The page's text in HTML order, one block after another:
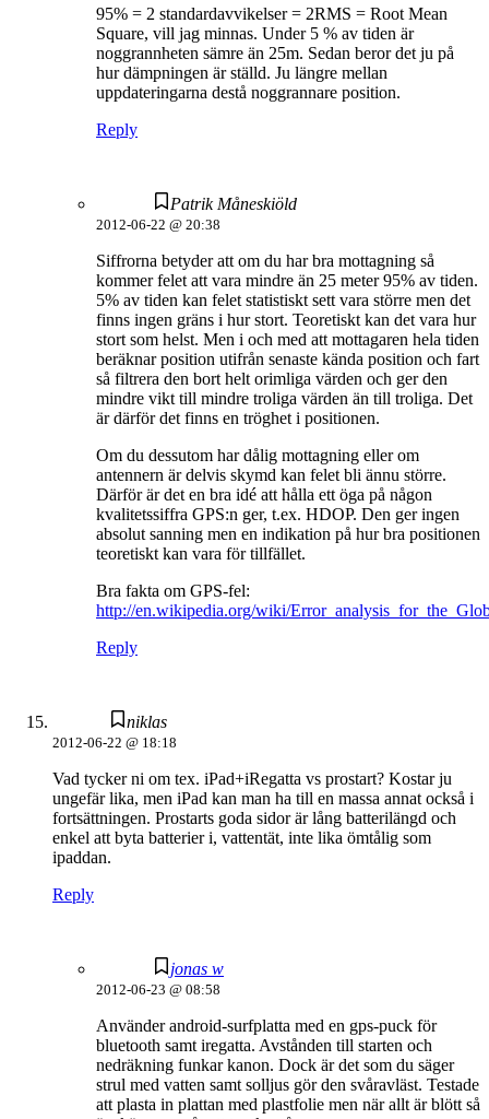
95% = 2 standardavvikelser = 2RMS = Root Mean
Square, vill jag minnas. Under 5 % av tiden är
noggrannheten sämre än 25m. Sedan beror det ju på
hur dämpningen är ställd. Ju längre mellan
uppdateringarna destå noggrannare position.
Reply
Patrik Måneskiöld
2012-06-22 @ 20:38
Siffrorna betyder att om du har bra mottagning så
kommer felet att vara mindre än 25 meter 95% av tiden.
5% av tiden kan felet statistiskt sett vara större men det
finns ingen gräns i hur stort. Teoretiskt kan det vara hur
stort som helst. Men i och med att mottagaren hela tiden
beräknar position utifrån senaste kända position och fart
så filtrera den bort helt orimliga värden och ger den
mindre vikt till mindre troliga värden än till troliga. Det
är därför det finns en tröghet i positionen.
Om du dessutom har dålig mottagning eller om
antennern är delvis skymd kan felet bli ännu större.
Därför är det en bra idé att hålla ett öga på någon
kvalitetssiffra GPS:n ger, t.ex. HDOP. Den ger ingen
absolut sanning men en indikation på hur bra positionen
teoretiskt kan vara för tillfället.
Bra fakta om GPS-fel:
http://en.wikipedia.org/wiki/
Reply
niklas
2012-06-22 @ 18:18
Vad tycker ni om tex. iPad+iRegatta vs prostart? Kostar ju
ungefär lika, men iPad kan man ha till en massa annat också i
fortsättningen. Prostarts goda sidor är lång batterilängd och
enkel att byta batterier i, vattentät, inte lika ömtålig som
ipaddan.
Reply
jonas w
2012-06-23 @ 08:58
Använder android-surfplatta med en gps-puck för
bluetooth samt iregatta. Avstånden till starten och
nedräkning funkar kanon. Dock är det som du säger
strul med vatten samt solljus gör den svåravläst. Testade
att plasta in plattan med plastfolie men när allt är blött så